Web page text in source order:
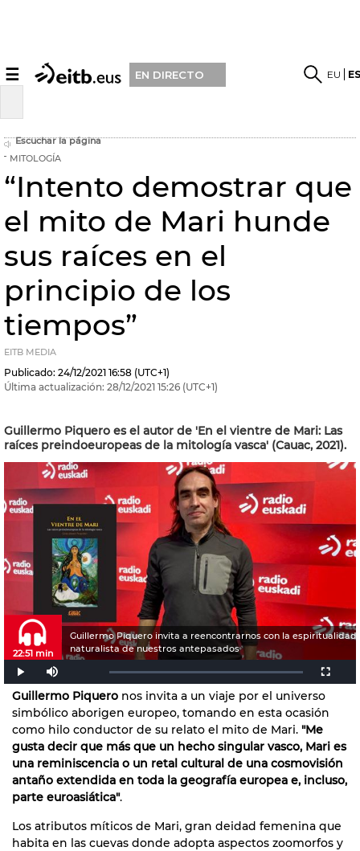
☰ EN DIRECTO EU
Escuchar la página
MITOLOGÍA
“Intento demostrar que
el mito de Mari hunde
sus raíces en el
principio de los
tiempos”
EITB MEDIA
Publicado: 24/12/2021 16:58 (UTC+1)
Última actualización: 28/12/2021 15:26 (UTC+1)
Guillermo Piquero es el autor de 'En el vientre de Mari: Las
raíces preindoeuropeas de la mitología vasca' (Cauac, 2021).
Guillermo Piquero invita a reencontrarnos con la espiritualidad
naturalista de nuestros antepasados
22:51 min
Guillermo Piquero nos invita a un viaje por el universo
simbólico aborigen europeo, tomando en esta ocasión
como hilo conductor de su relato el mito de Mari. "Me
gusta decir que más que un hecho singular vasco, Mari es
una reminiscencia o un retal cultural de una cosmovisión
antaño extendida en toda la geografía europea e, incluso,
parte euroasiática".
Los atributos míticos de Mari, gran deidad femenina que
habita en las cuevas donde adopta aspectos zoomorfos y